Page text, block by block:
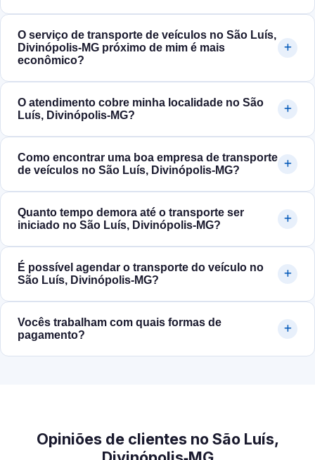
O serviço de transporte de veículos no São Luís,
Divinópolis‑MG próximo de mim é mais
econômico?
O atendimento cobre minha localidade no São
Luís, Divinópolis‑MG?
Como encontrar uma boa empresa de transporte
de veículos no São Luís, Divinópolis‑MG?
Quanto tempo demora até o transporte ser
iniciado no São Luís, Divinópolis‑MG?
É possível agendar o transporte do veículo no
São Luís, Divinópolis‑MG?
Vocês trabalham com quais formas de
pagamento?
Opiniões de clientes no São Luís,